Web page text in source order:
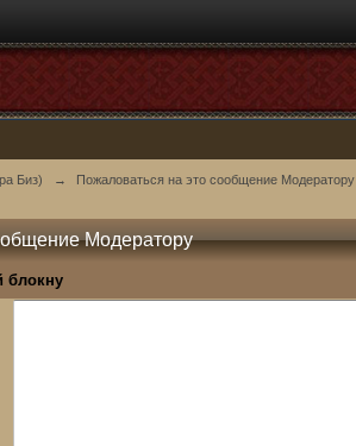
Биз) → Пожаловаться на это сообщение Модератору
Модератору
блокну